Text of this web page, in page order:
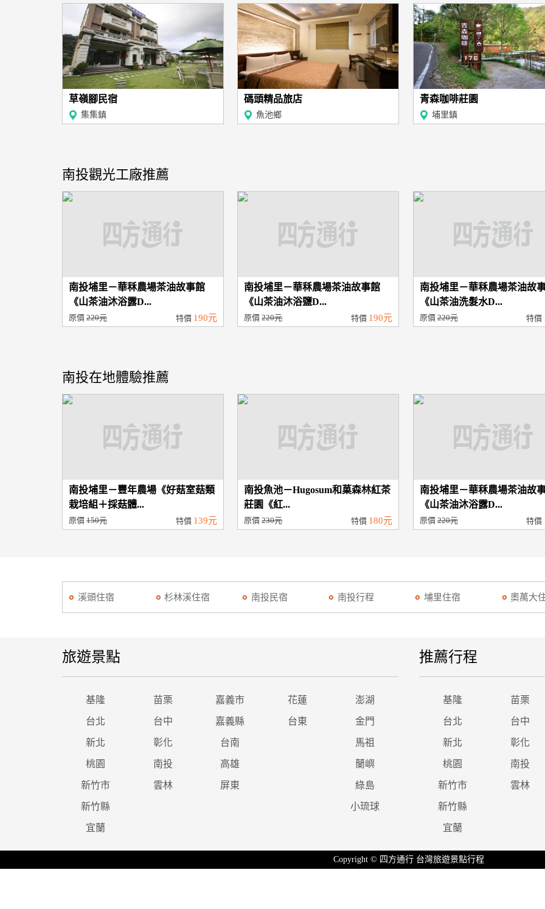
草嶺腳民宿
集集鎮
碼頭精品旅店
魚池鄉
青森咖啡莊園
埔里鎮
南投觀光工廠推薦
南投埔里－華秝農場茶油故事館
《山茶油沐浴露D...
原價 220元 特價 190元
南投埔里－華秝農場茶油故事館
《山茶油沐浴鹽D...
原價220元 特價 190元
南投埔里－華秝農場茶油故
《山茶油洗髮水D...
原價220元 特價
南投在地體驗推薦
南投埔里－豐年農場《好菇室菇類
栽培組＋採菇體...
原價 150元 特價 139元
南投魚池－Hugosum和菓森林紅茶
莊園《紅...
原價230元 特價 180元
南投埔里－華秝農場茶油故
《山茶油沐浴露D...
原價220元 特價
溪頭住宿 杉林溪住宿 南投民宿 南投行程 埔里住宿 奧萬大
旅遊景點
基隆 苗栗 嘉義市 花蓮 澎湖
台北 台中 嘉義縣 台東 金門
新北 彰化 台南 馬祖
桃園 南投 高雄 蘭嶼
新竹市 雲林 屏東 綠島
新竹縣 小琉球
宜蘭
推薦行程
基隆 苗栗
台北 台中
新北 彰化
桃園 南投
新竹市 雲林
新竹縣
宜蘭
Copyright © 四方通行 台灣旅遊景點行程